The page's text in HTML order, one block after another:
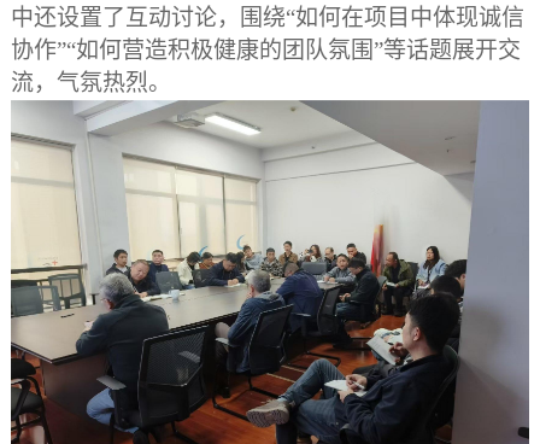
中还设置了互动讨论，围绕“如何在项目中体现诚信
协作”“如何营造积极健康的团队氛围”等话题展开交
流，气氛热烈。